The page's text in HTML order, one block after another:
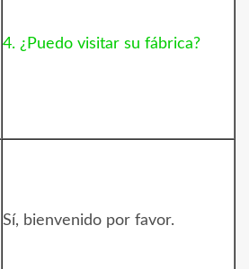
4. ¿Puedo visitar su fábrica?
Sí, bienvenido por favor.